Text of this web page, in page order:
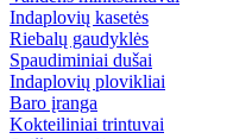
Indaplovių kasetės
Riebalų gaudyklės
Spaudiminiai dušai
Indaplovių plovikliai
Baro įranga
Kokteiliniai trintuvai